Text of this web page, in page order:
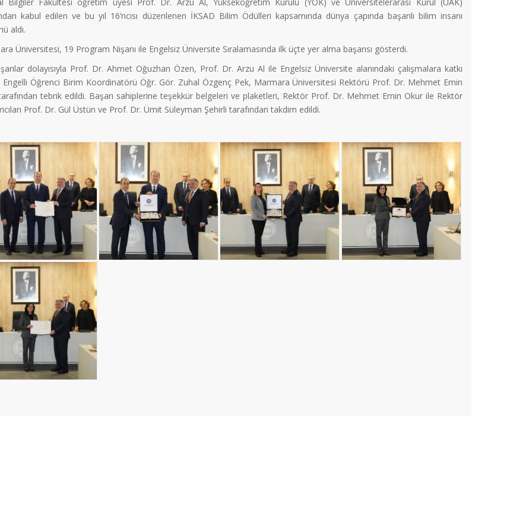
kabul edilen ve bu yıl 16’ncısı düzenlenen İKSAD Bilim Ödülleri kapsamında dünya çapında başarılı bilim insanı
aldı.
Üniversitesi, 19 Program Nişanı ile Engelsiz Üniversite Sıralamasında ilk üçte yer alma başarısı gösterdi.
dolayısıyla Prof. Dr. Ahmet Oğuzhan Özen, Prof. Dr. Arzu Al ile Engelsiz Üniversite alanındaki çalışmalara katkı
Engelli Öğrenci Birim Koordinatörü Öğr. Gör. Zuhal Özgenç Pek, Marmara Üniversitesi Rektörü Prof. Dr. Mehmet Emin
tebrik edildi. Başarı sahiplerine teşekkür belgeleri ve plaketleri, Rektör Prof. Dr. Mehmet Emin Okur ile Rektör
Prof. Dr. Gül Üstün ve Prof. Dr. Ümit Süleyman Şehirli tarafından takdim edildi.